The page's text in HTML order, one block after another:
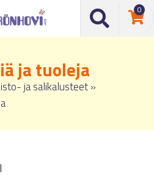
0
ja tuoleja
ja salikalusteet»